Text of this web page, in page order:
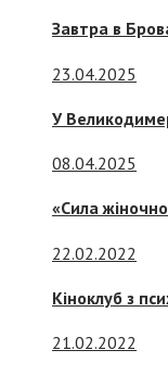
Завтра в
23.04.2025
У
08.04.2025
«Сила
22.02.2022
Кіноклуб з
21.02.2022